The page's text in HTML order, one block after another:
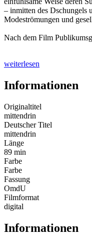
– inmitten des Dschungels
Modeströmungen und
Nach dem Film
weiterlesen
Informationen
Originaltitel
mittendrin
Deutscher Titel
mittendrin
Länge
89 min
Farbe
Farbe
Fassung
OmdU
Filmformat
digital
Informationen